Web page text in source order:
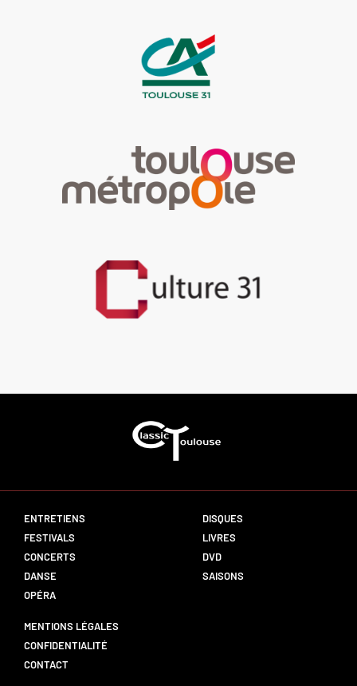
ENTRETIENS
FESTIVALS
CONCERTS
DANSE
OPÉRA
DISQUES
LIVRES
DVD
SAISONS
MENTIONS LÉGALES
CONFIDENTIALITÉ
CONTACT